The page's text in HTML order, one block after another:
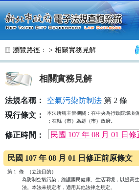
跳至主要內容
瀏覽路徑： > 相關實務見解
相關實務見解
法規名稱： 空氣污染防制法 第 2 條
現行條文：
本法所稱主管機關：在中央為行政院環境
；在縣（市）為縣（巿）政府。
修正時間：
民國 107 年 08 月 01 日修正前原條文
第 1  條  （立法目的）
          為防制空氣污染，維護國民健康、生活環境，以提高生活品質，特制定本
          法。本法未規定者，適用其他法律之規定。

第 2  條  （名詞定義）
          本法專用名詞定義如下：
          一、空氣污染物：指空氣中足以直接或間接妨害國民健康或生活環境之物
              質。
          二、污染源：指排放空氣污染物之物理或化學操作單元。
          三、汽車：指在道路上不依軌道或電力架設，而以原動機行駛之車輛。
          四、生活環境：指與人之生活有密切關係之財產、動、植物及其生育環境
              。
          五、排放標準：指排放廢氣所容許混存各種空氣污染物之最高濃度、總量
              或單位原（物）料、燃料、產品之排放量。
          六、空氣品質標準：指室外空氣中空氣污染物濃度限值。
          七、空氣污染防制區（以下簡稱防制區）：指視地區土地利用對於空氣品
              質之需求，或依空氣品質現況，劃定之各級防制區。
          八、自然保護（育）區：指生態保育區、自然保留區、野生動物保護區及
              國有林自然保護區。
          九、總量管制：指在一定區域內，為有效改善空氣品質，對於該區域空氣
              污染物總容許排放數量所作之限制措施。
          十、總量管制區：指依地形及氣象條件，按總量管制需求劃定之區域。
          十一、最佳可行控制技術：指考量能源、環境、經濟之衝擊後，污染源應
                採取之已商業化並可行污染排放最大減量技術。
          十二、怠速：機動車輛停車時，維持引擎持續運轉之情形。

第 3  條  （主管機關）
          本法所稱主管機關：在中央為行政院環境保護署；在直轄市為直轄市政府
          ；在縣（市）為縣（巿）政府。

第 4  條  （專責機構）
          各級主管機關得指定或委託專責機構，辦理空氣污染研究、訓練及防制之
          有關事宜。

第 5  條  （防制區之劃定）
          中央主管機關應視土地用途對於空氣品質之需求或空氣品質狀況劃定直轄
          市、縣（市）各級防制區並公告之。
          前項防制區分為下列三級：
          一、一級防制區，指國家公園及自然保護（育）區等依法劃定之區域。
          二、二級防制區，指一級防制區外，符合空氣品質標準區域。
          三、三級防制區，指一級防制區外，未符合空氣品質標準區域。
          前項空氣品質標準，由中央主管機關會商有關機關定之。

第 6  條  （各級防制區內新增或變更固定污染源）
          一級防制區內，除維繫區內住戶民生需要之設施、國家公園經營管理必要
          設施或國防設施外，不得新增或變更固定污染源。
          二級防制區內，新增或變更之固定污染源污染物排放量達一定規模者，其
          污染物排放量須經模式模擬證明不超過污染源所在地之防制區及空氣品質
          同受影響之鄰近防制區污染物容許增量限值。
          三級防制區內，既存之固定污染源應削減污染物排放量；新增或變更之固
          定污染源污染物排放量達一定規模者，應採用最佳可行控制技術，且其污
          染物排放量經模式模擬證明不超過污染源所在地之防制區及空氣品質同受
          影響之鄰近防制區污染物容許增量限值。
          前二項污染物排放量規模、二、三級防制區污染物容許增量限值、空氣品
          質模式模擬規範及最佳可行控制技術，由中央主管機關定之。

第 7  條  （空氣污染防制計劃之訂定）
          直轄市、縣（巿）主管機關應依前條規定訂定公告空氣污染防制計畫，並
          應每二年檢討修正改善，報中央主管機關核備之。

第 8  條  （總量管制區）
          中央主管機關得依地形、氣象條件，將空氣污染物可能互相流通之一個或
          多個直轄市、縣（巿）指定為總量管制區，訂定總量管制計畫，公告實施
          總量管制。
          符合空氣品質標準之總量管制區，新設或變更之固定污染源污染物排放量
          達一定規模者，須經模式模擬證明不超過該區之污染物容許增量限值。
          未符合空氣品質標準之總量管制區，既存之固定污染源應向當地主管機關
          申請認可其污染物排放量，並依主管機關按空氣品質需求指定之目標與期
          限削減；新設或變更之固定污染源污染物排放量達一定規模者，應採用最
          佳可行控制技術，並取得足供抵換污染物增量之排放量。
          既存之固定污染源因採行防制措施致實際削減量較指定為多者，其差額經
          當地主管機關認可後，得保留、抵換或交易。
          第二項污染物容許增量限值、第二項、第三項污染物排放量規模、第三項
          既存固定污染源污染物排放量認可準則、前項削減量差額認可、保留抵換
          及交易辦法，由中央主管機關會商有關機關定之。

第 9  條  （供抵換污染物增量排放量之來源）
          前條第三項新設或變更之固定污染源，應自下列來源取得供抵換污染物增
          量之排放量：
          一、固定污染源依規定保留之差額排放量。
          二、主管機關保留經拍賣釋出之排放量。
          三、改善交通工具使用方式、收購舊車或其他方式自移動污染源減少之排
              放量。
          四、洗掃街道減少之排放量。
          五、其他經中央主管機關認可之排放量。

第 10 條  （總量管制計畫應含事項）
          符合空氣品質標準之總量管制區，其總量管制計畫應包括污染物容許增量
          限值、避免空氣品質惡化措施、新增或變更固定污染源審核規則、組織運
          作方式及其他事項。
          未符合空氣品質標準之總量管制區，其總量管制計畫應包括污染物種類、
          減量目標、減量期程、區內各直轄市、縣（巿）主管機關須執行污染物削
          減量與期程、新增或變更固定污染源審核規則、組織運作方式及其他事項
          。

第 11 條  （空氣污染防制計畫之訂修）
          總量管制區內之直轄市、縣（巿），應依前條總量管制計畫訂（修）定空
          氣污染防制計畫。
          前項空氣污染防制計畫於未符合空氣品質標準之總量管制區者，主管機關
          應依前條須執行污染物削減量與期程之規定，指定削減污染物排放量之固
          定污染源、削減量與期程。

第 12 條  （總量管制規定之公告實施）
          第八條至前條關於總量管制之規定，應於建立污染源排放量查核系統及排
          放交易制度後，由中央主管機關會同經濟部分期分區公告實施。

第 13 條  （空氣品質監測站之設置）
          中央主管機關應於石化工業區所在之鄉鎮市區、各級主管機關應選定適當
          地點，設置空氣品質監測站，定期公布空氣品質狀況。

第 14 條  （空氣品質惡化之警告）
          因氣象變異或其他原因，致空氣品質有嚴重惡化之虞時，各級主管機關及
          公私場所應即採取緊急防制措施；必要時，各級主管機關得發布空氣品質
          惡化警告，並禁止或限制交通工具之使用、公私場所空氣污染物之排放及
          機關、學校之活動。
          前項空氣品質嚴重惡化之緊急防制辦法，由中央主管機關會同有關機關定
          之。

第 15 條  （開發特殊性工業區應設空氣品質監測設施）
          開發特殊性工業區，應於區界內之四周或適當地區分別規劃設置緩衝地帶
          及空氣品質監測設施。
          前項特殊性工業區之類別、緩衝地帶及空氣品質監測設施標準，由中央主
          管機關定之。

第 16 條  （空氣污染防制費之徵收）
          各級主管機關得對排放空氣污染物之固定污染源及移動污染源徵收空氣污
          染防制費，其徵收對象如下：
          一、固定污染源：依其排放空氣污染物之種類及數量，向污染源之所有人
              徵收，其所有人非使用人或管理人者，向實際使用人或管理人徵收；
              其為營建工程者，向營建業主徵收；經中央主管機關指定公告之物質
              ，得依該物質之銷售數量，向銷售者或進口者徵收。
          二、移動污染源：依其排放空氣污染物之種類及數量，向銷售者或使用者
              徵收，或依油燃料之種類成分與數量，向銷售者或進口者徵收。
          空氣污染防制費徵收方式、計算方式、繳費流程、繳納期限、繳費金額不
          足之追補繳、污染物排放量之計算方法等及其他應遵行事項之收費辦法，
          由中央主管機關會商有關機關定之。

第 17 條  （空氣污染防制費之徵收及撥交）
          前條空氣污染防制費除營建工程由直轄市、縣（市）主管機關徵收外，由
          中央主管機關徵收。中央主管機關由固定污染源所收款項應以百分之六十
          比例將其撥交該固定污染源所在直轄市、縣（市）政府運用於空氣污染防
          制工作。但直轄市、縣（市）政府執行空氣品質維護或改善計畫成果不佳
          經中央主管機關認定者或未依第十八條規定使用者，中央主管機關得酌減
          撥交之款項。
          前項收費費率，由中央主管機關會商有關機關依空氣品質現況、污染源、
          污染物、油（燃）料種類及污染防制成本定之。
          前項費率施行滿一年後，得定期由總量管制區內之地方主管機關考量該管
          制區環境空氣品質狀況，依前項費率增減百分之三十範圍內，提出建議收
          費費率，報請中央主管機關審查核可並公告之。

第 18 條  （空氣污染防制費支用項目）
          空氣污染防制費專供空氣污染防制之用，其支用項目如下：
          一、關於主管機關執行空氣污染防制工作事項。
          二、關於空氣污染源查緝及執行成效之稽核事項。
          三、關於補助及獎勵各類污染源辦理空氣污染改善工作事項。
          四、關於委託或補助檢驗測定機構辦理汽車排放空氣污染物檢驗事項。
          五、關於委託或補助專業機構辦理固定污染源之檢測、輔導及評鑑事項。
          六、關於空氣污染防制技術之研發及策略之研訂事項。
          七、關於涉及空氣污染之國際環保工作事項。
          八、關於空氣品質監測及執行成效之稽核事項。
          九、關於徵收空氣污染防制費之相關費用事項。
          十、執行空氣污染防制相關工作所需人力之聘僱事項。
          十一、關於空氣污染之健康風險評估及管理相關事項。
          十二、關於潔淨能源使用推廣及研發之獎勵事項。
          十三、其他有關空氣污染防制工作事項。
          前項空氣污染防制費，主管機關得成立基金管理運用，並成立基金管理委
          員會監督運作，其中學者、專家及環保團體代表等，應占委員會名額三分
          之二以上，且環保團體代表不得低於委員會名額九分之一。
          前項基金之收支、保管及運用辦法，由行政院及直轄市、縣（市）主管機
          關分別定之。
          第一項空氣污染防制費有關各款獎勵及補助之對象、申請資格、審查程序
          、獎勵及補助之撤銷、廢止與追償及其他應遵行事項之辦法，由各級主管
          機關定之。

第 19 條  （空氣污染防制費之減免或獎勵）
          公私場所固定污染源，因採行污染防制減量措施，能有效減少污染排放量
          達一定程度者，得向主管機關申請獎勵；其已依第十六條第一項規定繳納
          空氣污染防制費者，得向主管機關申請減免空氣污染防制費。
          前項空氣污染防制費之減免與獎勵之對象、申請資格、審查程序、撤銷、
          廢止與追償及其他應遵行事項之管理辦法，由中央主管機關會商有關機關
          定之。

第 20 條  （固定污染源之排放標準）
          公私場所固定污染源排放空氣污染物，應符合排放標準。
          前項排放標準，由中央主管機關依特定業別、設施、污染物項目或區域會
          商有關機關定之。直轄市、縣（市）主管機關得因特殊需要，擬訂個別較
          嚴之排放標準，報請中央主管機關會商有關機關核定之。

第 21 條  （固定污染源之監測及檢測）
          公私場所具有經中央主管機關指定公告之固定污染源者，應於每年一月底
          前，向當地主管機關申報其固定污染源前一年排放空氣污染物之年排放量
          。
          前項固定污染源空氣污染物年排放量之計算、申報內容、程序與方式、查
          核及其他應遵行事項之辦法，由中央主管機關定之。

第 22 條  （監測機關應申請認可）
          公私場所具有經中央主管機關指定公告之固定污染源者，應於規定期限內
          完成設置自動監測設施，連續監測其操作或空氣污染物排放狀況，並向主
          管機關申請認可；其經指定公告應連線者，其監測設施應於規定期限內完
          成與主管機關連線。
          前項以外之污染源，主管機關認為必要時，得指定公告其應自行或委託檢
          驗測定機構實施定期檢驗測定。
          前二項監測或檢驗測定結果，應作成紀錄，並依規定向當地主管機關申報
          ；監測或檢驗測定結果之紀錄、申報、保存、連線作業規範、完成設置或
          連線期限及其他應遵行事項之管理辦法，由中央主管機關定之。

第 23 條  （固定污染源之防制）
          公私場所應有效收集各種空氣污染物，並維持其空氣污染防制設施或監測
          設施之正常運作；其固定污染源之最大操作量，不得超過空氣污染防制設
          施之最大處理容量。
          固定污染源及其空氣污染物收集設施、防制設施或監測設施之規格、設置
          、操作、檢查、保養、紀錄及其他應遵行事項之管理辦法，由中央主管機
          關定之。

第 24 條  （固定污染源設置或變更之許可證）
          公私場所具有經中央主管機關指定公告之固定污染源，應於設置或變更前
          ，檢具空氣污染防制計畫，向直轄市、縣（市）主管機關或中央主管機關
          委託之政府其他機關申請核發設置許可證，並依許可證內容進行設置或變
          更。
          前項固定污染源設置或變更後，應檢具符合本法相關規定之證明文件，向
          直轄市、縣（市）主管機關或經中央主管機關委託之政府其他機關申請核
          發操作許可證，並依許可證內容進行操作。
          固定污染源設置與操作許可證之申請、審查程序、核發、撤銷、廢止、中
          央主管機關委託或停止委託及其他應遵行事項之管理辦法，由中央主管機
          關定之。

第 25 條  （重新申請核發設置及操作許可證）
          公私場所因遷移或變更產業類別，應重新申請核發設置及操作許可證。
          已取得操作許可證之公私場所，因中央主管機關公告實施總量管制或主管
          機關據以核發操作許可證之標準有修正，致其操作許可證內容不符規定者
          ，應於中央主管機關公告之期限內，向直轄市、縣（市）主管機關或中央
          主管機關委託之政府其他機關重新申請核發操作許可證。

第 26 條  （申請文件應經專業技師簽證）
          第二十四條第一項之空氣污染防制計畫，應經依法登記執業之環境工程技
          師或其他相關專業技師簽證。
          政府機關、公營事業機構或公法人於前項情形，得由其內依法取得前項技
          師證書者辦理簽證。

第 27 條  （同一場所固定污染源排放標準之放寬）
          同一公私場所，有數排放相同空氣污染物之固定污染源者，得向直轄市、
          縣（市）主管機關申請改善其排放空氣污染物總量及濃度，經審查核准後
          ，其個別污染源之排放，得不受依第二十條所定排放標準之限制。
          前項公私場所應以直轄市、縣（市）主管機關核准之空氣污染物總量及濃
          度限值為其排放標準。
          第一項排放空氣污染物之總量及濃度之申請、審查程序、核准、撤銷、廢
          止及其他應遵行事項之管理辦法，由中央主管機關定之。

第 28 條  （販賣或使用生煤等之許可證）
          販賣或使用生煤、石油焦或其他易致空氣污染之物質者，應先檢具有關資
          料，向直轄市、縣（市）主管機關申請，經審查合格核發許可證後，始得
          為之；其販賣或使用情形，應作成紀錄，並依規定向當地主管機關申報。
          前項易致空氣污染之物質，由中央主管機關會商有關機關公告之。
          第一項販賣或使用許可證之申請、審查程序、核發、撤銷、廢止、紀錄、
          申報及其他應遵行事項之管理辦法，由中央主管機關會商有關機關定之。

第 29 條  （許可證之有效期間）
          依第二十四條第一項、第二項及前條第一項核發之許可證，其有效期間為
          五年；期滿仍繼續使用者，應於屆滿前三至六個月內，向直轄市、縣（市
          ）主管機關或中央主管機關委託之政府其他機關提出許可證之展延申請，
          每次展延不得超過五年。
          公私場所申請許可證展延之文件不符規定或未能補正者，直轄市、縣（市
          ）主管機關或中央主管機關委託之政府其他機關應於許可證期限屆滿前駁
          回其申請；未於許可證期限屆滿前三至六個月內申請展延者，直轄市、縣
          （市）主管機關或中央主管機關委託之政府其他機關於其許可證期限屆滿
          日尚未作成准駁之決定時，應於許可證期限屆滿日起停止設置、變更、操
          作、販賣或使用；未於許可證期限屆滿前申請展延者，於許可證期限屆滿
          日起其許可證失其效力，如需繼續設置、變更、操作、販賣或使用者，應
          重新申請設置、操作、販賣或使用許可證。
          固定污染源設置操作未達五年，或位於總量管制區者，其許可證有效期間
          ，由直轄市、縣（市）主管機關或中央主管機關委託之政府其他機關依實
          際需要核定之。

第 30 條  （易致空氣污染物質製造或填充產品之禁止或限制）
          中央主管機關得禁止或限制國際環保公約管制之易致空氣污染物質及利用
          該物質製造或填充產品之製造、輸入、輸出、販賣或使用。
          前項物質及產品，由中央主管機關會商有關機關公告；其製造、輸入、輸
          出、販賣或使用之許可申請、審查程序、廢止、紀錄、申報及其他應遵行
          事項之管理辦法，由中央主管機關會商有關機關定之。

第 31 條  （防制區內禁止之行為）
          在各級防制區及總量管制區內，不得有下列行為：
          一、從事燃燒、融化、煉製、研磨、鑄造、輸送或其他操作，致產生明顯
              之粒狀污染物，散布於空氣或他人財物。
          二、從事營建工程、粉粒狀物堆置、運送工程材料、廢棄物或其他工事而
              無適當防制措施，致引起塵土飛揚或污染空氣。
          三、置放、混合、攪拌、加熱、烘烤物質或從事其他操作，致產生惡臭或
              有毒氣體。
          四、使用、輸送或貯放有機溶劑或其他揮發性物質，致產生惡臭或有毒氣
              體。
          五、餐飲業從事烹飪，致散布油煙或惡臭。
          六、其他經主管機關公告之空氣污染行為。
          前項空氣污染行為，係指未經排放管道排放之空氣污染行為。
          第一項行為管制之執行準則，由中央主管機關定之。

第 32 條  （負責人之通知義務）
          公私場所之固定污染源因突發事故，大量排放空氣污染物時，負責人應立
          即採取緊急應變措施，並於一小時內通知當地主管機關。
          前項情形，主管機關除命其採取必要措施外，並得命其停止該固定污染源
          之操作。

第 33 條  （公私場所空氣污染防制專責單位或人員之設置）
          經中央主管機關指定公告之公私場所，應設置空氣污染防制專責單位或人
          員。
          前項專責人員，應符合中央主管機關規定之資格，並經訓練取得合格證書
          。
          專責單位或人員之設置、專責人員之資格、訓練、合格證書之取得、撤銷
          、廢止及其他應遵行事項之管理辦法，由中央主管機關會商有關機關定之
          。

第 34 條  （交通工具之排放標準）
          交通工具排放空氣污染物，應符合排放標準。
          前項排放標準，由中央主管機關會商有關機關定之。
          使用中車輛無論國產或進口，均需逐車完成檢驗，並符合第一項之排放標
          準。
          前項使用中車輛之認定及檢驗實施方式，由中央主管機關公告之。

第34-1 條 （機動車輛停車怠速時間管理辦法之訂定）
          機動車輛於一定場所、地點、氣候條件以怠速停車時，其怠速時間應符合
          中央主管機關之規定。
          前項機動車輛之種類、一定場所、地點、氣候條件與停車怠速時間及其他
          應遵循事項之管理辦法，由中央主管機關定之。

第 35